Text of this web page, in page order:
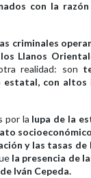
con la
criminales
Llanos
realidad: son
estatal, con altos
por la lupa de la
y las tasas de
la presencia de
Iván Cepeda.